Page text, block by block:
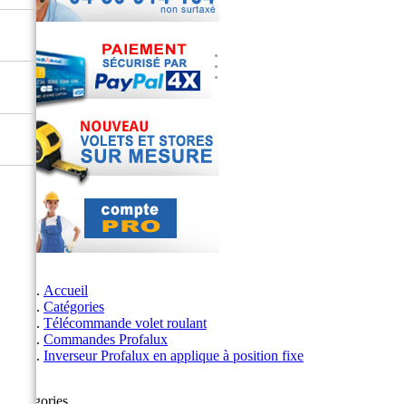
Accueil
Catégories
Télécommande volet roulant
Commandes Profalux
Inverseur Profalux en applique à position fixe
Catégories